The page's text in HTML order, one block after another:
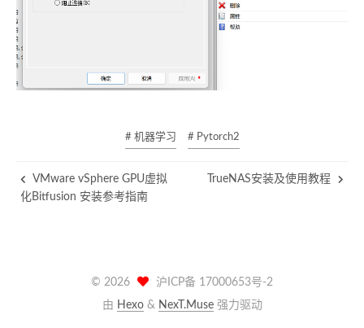
# 机器学习 # Pytorch2
VMware vSphere GPU虚拟
化Bitfusion 安装参考指南
TrueNAS安装及使用教程
© 2026
沪ICP备 17000653号-2
由 Hexo& NexT.Muse强力驱动